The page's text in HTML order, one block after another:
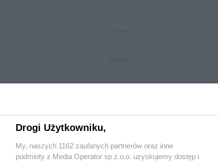
Wydawca mediówlokalnych
Drogi Użytkowniku,
My, naszych 1162 zaufanych partnerów oraz inne
podmioty z Media Operator sp z.o.o. uzyskujemy dostęp i